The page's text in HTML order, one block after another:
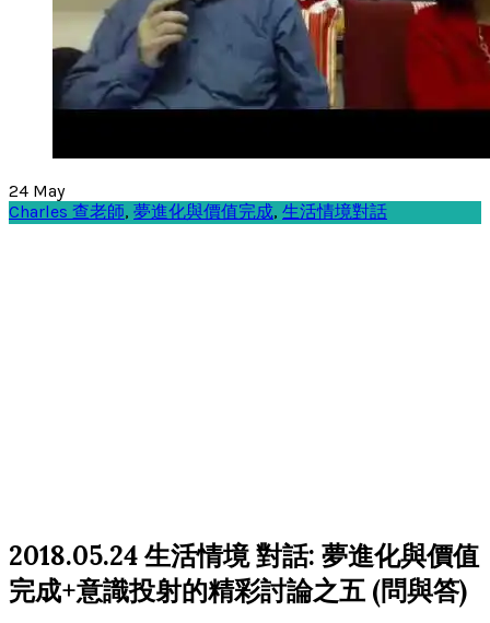
24 May
Charles 查老師, 夢進化與價值完成, 生活情境對話
2018.05.24 生活情境 對話: 夢進化與價值
完成+意識投射的精彩討論之五 (問與答)